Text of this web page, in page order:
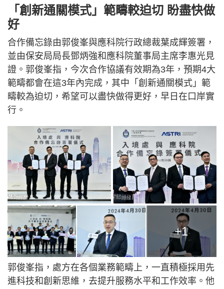
「創新通關模式」範疇較迫切 盼盡快做
好
合作備忘錄由郭俊峯與應科院行政總裁葉成輝簽署，
並由保安局局長鄧炳強和應科院董事局主席李惠光見
證。郭俊峯指，今次合作協議有效期為3年，預期4大
範疇都會在這3年內完成，其中「創新通關模式」範
疇較為迫切，希望可以盡快做得更好，早日在口岸實
行。
+1
郭俊峯指，處方在各個業務範疇上，一直積極採用先
進科技和創新思維，去提升服務水平和工作效率。他